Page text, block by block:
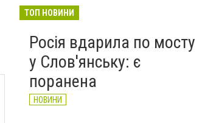
великої війни: 7 серпня
ТОП НОВИНИ
Росія вдарила по мосту
у Слов'янську: є
поранена
НОВИНИ